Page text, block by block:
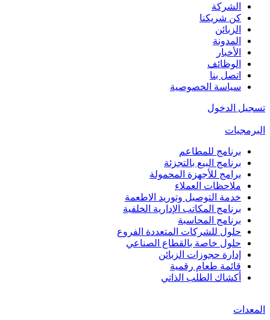
الشركة
كن شريكنا
الزبائن
المدونة
الأخبار
الوظائف
اتصل بنا
سياسة الخصوصية
تسجيل الدخول
البرمجيات
برنامج للمطاعم
برنامج البيع بالتجزئة
برامج للأجهزة المحمولة
ملاحظات العملاء
خدمة التوصيل وتوريد الاطعمة
برنامج المكاتب الإدارية الخلفية
برنامج المحاسبة
حلول للشركات المتعددة الفروع
حلول خاصة بالقطاع الصناعي
إدارة حجوزات الزبائن
قائمة طعام رقمية
أكشاك الطلب الذاتي
المعدات